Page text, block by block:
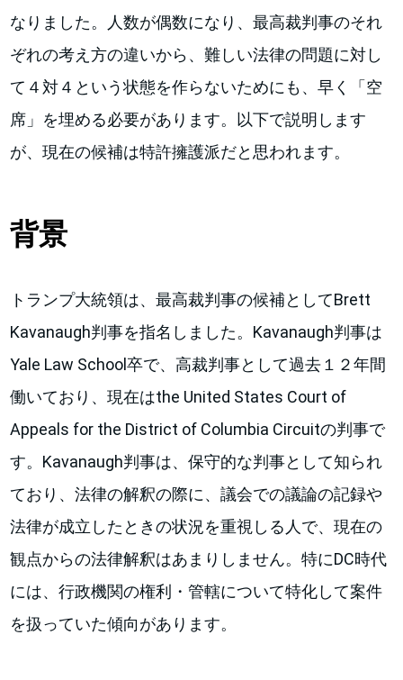
なりました。人数が偶数になり、最高裁判事のそれ
ぞれの考え方の違いから、難しい法律の問題に対し
て４対４という状態を作らないためにも、早く「空
席」を埋める必要があります。以下で説明します
が、現在の候補は特許擁護派だと思われます。
背景
トランプ大統領は、最高裁判事の候補としてBrett
Kavanaugh判事を指名しました。Kavanaugh判事は
Yale Law School卒で、高裁判事として過去１２年間
働いており、現在はthe United States Court of
Appeals for the District of Columbia Circuitの判事で
す。Kavanaugh判事は、保守的な判事として知られ
ており、法律の解釈の際に、議会での議論の記録や
法律が成立したときの状況を重視しる人で、現在の
観点からの法律解釈はあまりしません。特にDC時代
には、行政機関の権利・管轄について特化して案件
を扱っていた傾向があります。